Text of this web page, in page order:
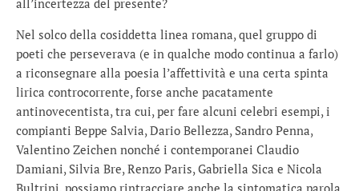
all’incertezza del presente?
Nel solco della cosiddetta linea romana, quel gruppo di
poeti che perseverava (e in qualche modo continua a farlo)
a riconsegnare alla poesia l’affettività e una certa spinta
lirica controcorrente, forse anche pacatamente
antinovecentista, tra cui, per fare alcuni celebri esempi, i
compianti Beppe Salvia, Dario Bellezza, Sandro Penna,
Valentino Zeichen nonché i contemporanei Claudio
Damiani, Silvia Bre, Renzo Paris, Gabriella Sica e Nicola
Bultrini, possiamo rintracciare anche la sintomatica parola